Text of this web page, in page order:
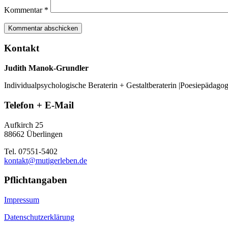
Kommentar *
Kontakt
Judith Manok-Grundler
Individualpsychologische Beraterin + Gestaltberaterin
Telefon + E-Mail
Aufkirch 25
88662 Überlingen
Tel. 07551-5402
kontakt@mutigerleben.de
Pflichtangaben
Impressum
Datenschutzerklärung